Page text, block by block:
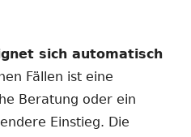
sich automatisch
Fällen ist eine
Beratung oder ein
Einstieg. Die